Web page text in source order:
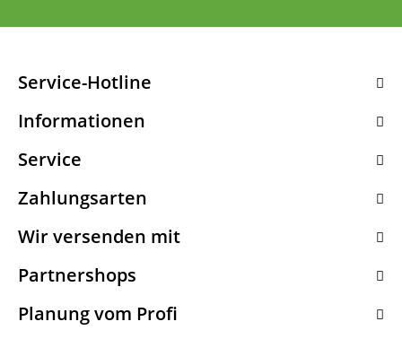
Service-Hotline
Informationen
Service
Zahlungsarten
Wir versenden mit
Partnershops
Planung vom Profi